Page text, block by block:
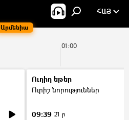
Արմենիա
ՀԱՅ
01:00
Ուղիղ եթեր
Ուրիշ նորություններ
09:39 21 ր